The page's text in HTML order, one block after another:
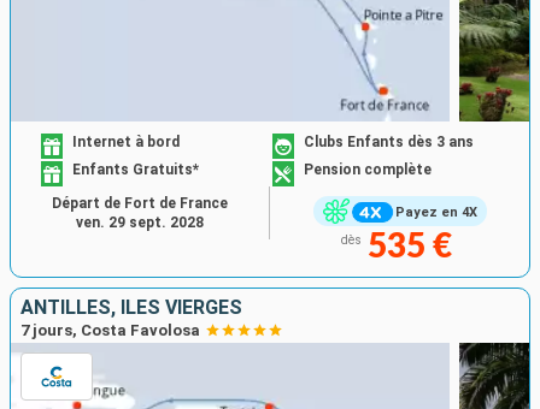
Payez en 4X
Internet à bord
Clubs Enfants dès 3 ans
Enfants Gratuits*
Pension complète
dès 535 €
Départ de Fort de France
ven. 29 sept. 2028
ANTILLES, ILES VIERGES
7 jours, Costa Favolosa